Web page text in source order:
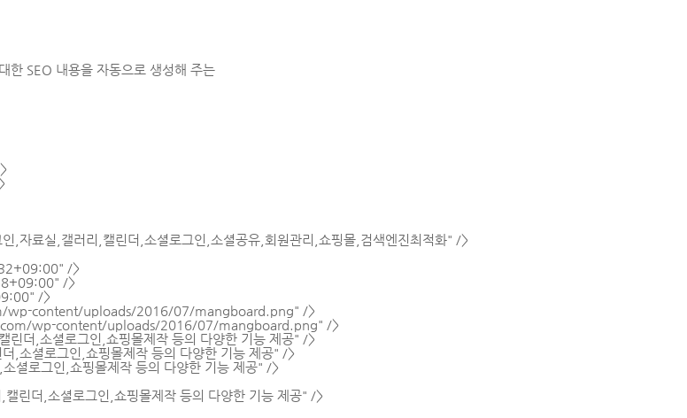
한 SEO 내용을 자동으로 생성해 주는
료실,갤러리,캘린더,소셜로그인,소셜공유,회원관리,쇼핑몰,검색엔진최적화" />
/>
/>
/>
content/uploads/2016/07/mangboard.png" />
wp-content/uploads/2016/07/mangboard.png" />
더,소셜로그인,쇼핑몰제작 등의 다양한 기능 제공" />
소셜로그인,쇼핑몰제작 등의 다양한 기능 제공" />
로그인,쇼핑몰제작 등의 다양한 기능 제공" />
더,소셜로그인,쇼핑몰제작 등의 다양한 기능 제공" />